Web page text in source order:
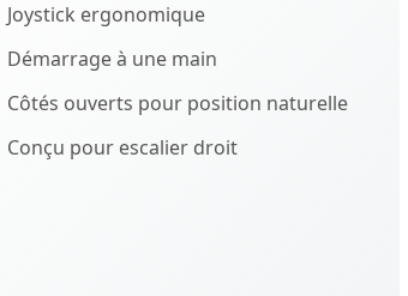
Joystick ergonomique
Démarrage à une main
Côtés ouverts pour position naturelle
Conçu pour escalier droit